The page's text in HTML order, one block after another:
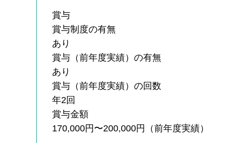
賞与
賞与制度の有無
あり
賞与（前年度実績）の有無
あり
賞与（前年度実績）の回数
年2回
賞与金額
170,000円〜200,000円（前年度実績）